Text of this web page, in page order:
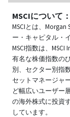
MSCIについて：
MSCIとは、
ー・キャピタル・
MSCI指数は、
有名な株価指数の
別、セクター別指
セットマネージャ
ど幅広いユーザー
の海外株式に投資
しています。